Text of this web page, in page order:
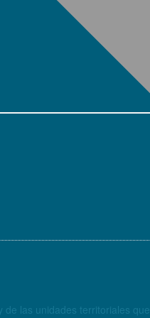
las unidades territoriales